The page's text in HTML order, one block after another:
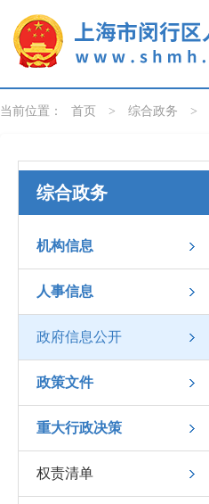
当前位置： 首页 > 综合政务 >
综合政务
机构信息
人事信息
政府信息公开
政策文件
重大行政决策
权责清单